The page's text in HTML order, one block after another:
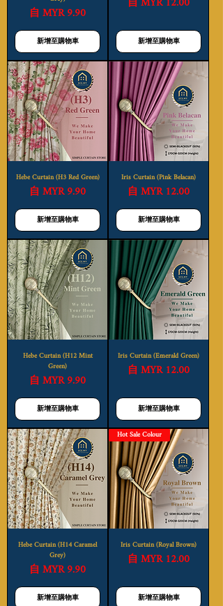
自MYR 9.90
促銷價格
新增至購物車 新增至購物車
Hebe Curtain (H3 Red Green)
自MYR 9.90
促銷價格
新增至購物車
Iris Curtain (Pink Belacan)
自MYR 12.00
促銷價格
新增至購物車
Hebe Curtain (H12 Mint
Green)
自MYR 9.90
促銷價格
新增至購物車
Iris Curtain (Emerald Green)
自MYR 12.00
促銷價格
新增至購物車
Hebe Curtain (H14 Caramel
Grey)
自MYR 9.90
促銷價格
新增至購物車
Hot Sale Colour
Iris Curtain (Royal Brown)
自MYR 12.00
促銷價格
新增至購物車